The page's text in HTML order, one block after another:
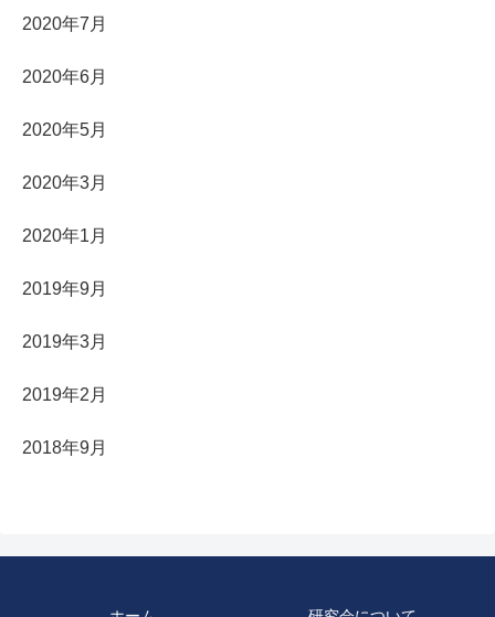
2020年7月
2020年6月
2020年5月
2020年3月
2020年1月
2019年9月
2019年3月
2019年2月
2018年9月